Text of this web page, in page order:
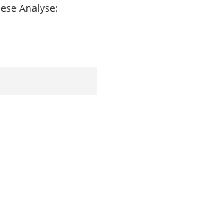
Analyse: